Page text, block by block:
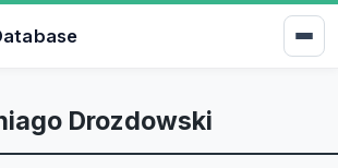
Drozdowski